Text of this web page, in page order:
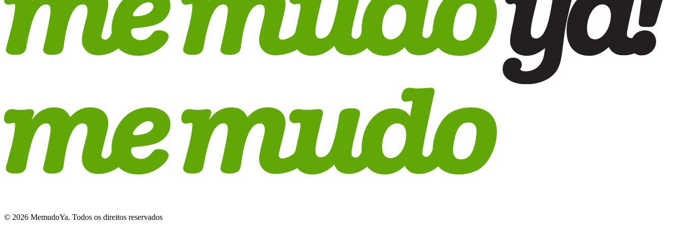
© 2026 MemudoYa. Todos os direitos reservados